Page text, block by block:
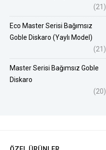
(21)
Eco Master Serisi Bağımsız
Goble Diskaro (Yaylı Model)
(21)
Master Serisi Bağımsız Goble
Diskaro
(20)